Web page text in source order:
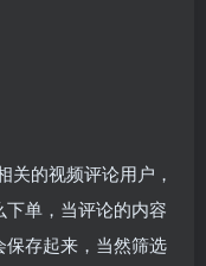
关的视频评论用户，
单，当评论的内容
存起来，当然筛选